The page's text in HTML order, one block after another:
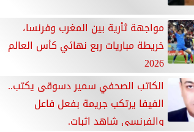
مواجهة ثأرية بين المغرب وفرنسا،
خريطة مباريات ربع نهائي كأس العالم
2026
الكاتب الصحفي سمير دسوقى يكتب..
الفيفا يرتكب جريمة بفعل فاعل
والفرنسى شاهد اثبات.